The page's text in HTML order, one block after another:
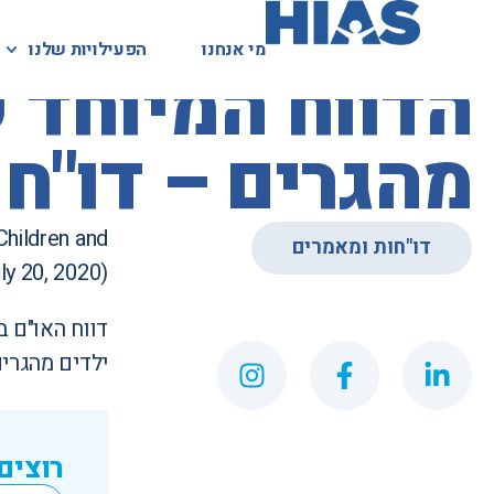
מי אנחנו הפעילויות שלנו מי אנחנו הפעילויות שלנו המאגר המשפטי
הדווח
מהגרים –
דו"חות ומאמרים
and
20, 2020)
דווח האו"ם
ילדים